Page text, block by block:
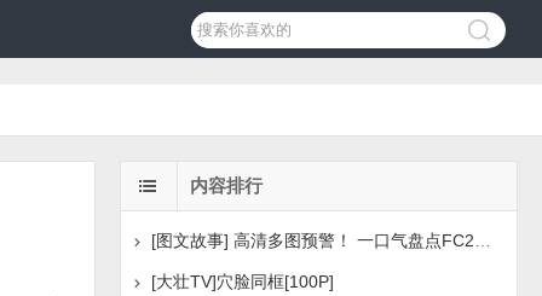
内容排行
[大壮TV]穴脸同框[100P]